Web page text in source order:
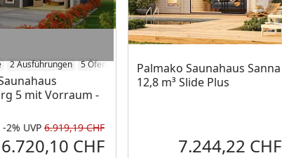
2 Ausführungen 5 Öfen
5 mit Vorraum -
Rabatt in Prozent
-2%
Ursprünglicher Preis
UVP 6.919,19 CHF
6.720,10 CHF
Palmako Saunahaus Sanna
12,8 m³ Slide Plus
7.244,22 CHF